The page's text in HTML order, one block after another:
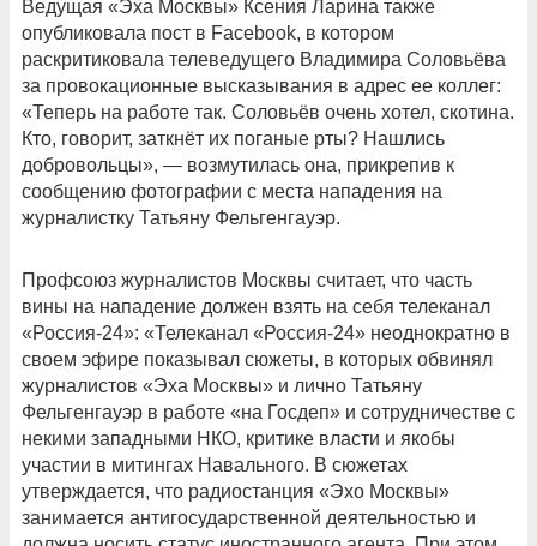
Ведущая «Эха Москвы» Ксения Ларина также
опубликовала пост в Facebook, в котором
раскритиковала телеведущего Владимира Соловьёва
за провокационные высказывания в адрес ее коллег:
«Теперь на работе так. Соловьёв очень хотел, скотина.
Кто, говорит, заткнёт их поганые рты? Нашлись
добровольцы», — возмутилась она, прикрепив к
сообщению фотографии с места нападения на
журналистку Татьяну Фельгенгауэр.
Профсоюз журналистов Москвы считает, что часть
вины на нападение должен взять на себя телеканал
«Россия-24»: «Телеканал «Россия-24» неоднократно в
своем эфире показывал сюжеты, в которых обвинял
журналистов «Эха Москвы» и лично Татьяну
Фельгенгауэр в работе «на Госдеп» и сотрудничестве с
некими западными НКО, критике власти и якобы
участии в митингах Навального. В сюжетах
утверждается, что радиостанция «Эхо Москвы»
занимается антигосударственной деятельностью и